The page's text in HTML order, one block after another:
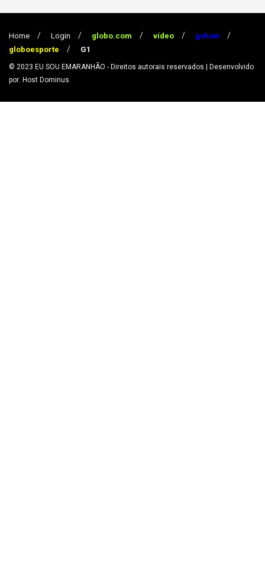
Home Login globo.com vídeo
gshow
globoesporte
G1
© 2023 EU SOU EMARANHÃO - Direitos autorais reservados | Desenvolvido
por: Host Dominus.